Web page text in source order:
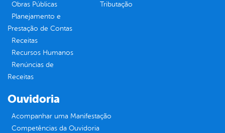
Obras Públicas
Planejamento e
Prestação de Contas
Receitas
Recursos Humanos
Renúncias de
Receitas
Tributação
Ouvidoria
Acompanhar uma Manifestação
Competências da Ouvidoria